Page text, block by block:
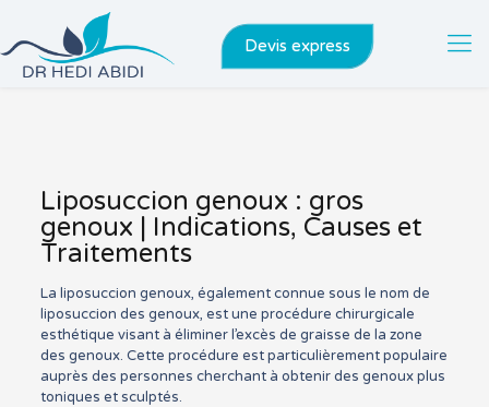
Devis express
Liposuccion genoux : gros
genoux | Indications, Causes et
Traitements
La liposuccion genoux, également connue sous le nom de
liposuccion des genoux, est une procédure chirurgicale
esthétique visant à éliminer l’excès de graisse de la zone
des genoux. Cette procédure est particulièrement populaire
auprès des personnes cherchant à obtenir des genoux plus
toniques et sculptés.